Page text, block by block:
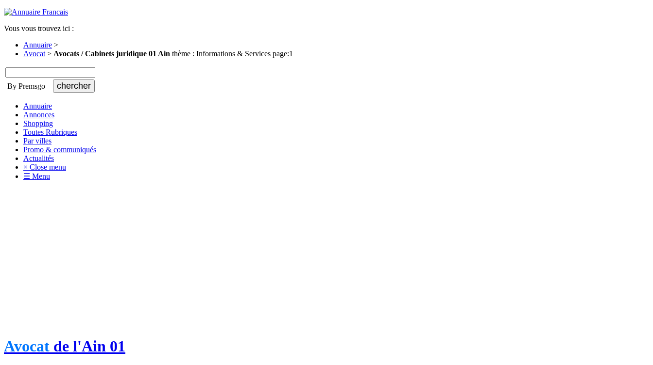
Vous vous trouvez ici :
Annuaire >
Avocat > Avocats / Cabinets juridique 01 Ain thème : Informations & Services page:1
By Premsgo
Annuaire
Annonces
Shopping
Toutes Rubriques
Par villes
Promo & communiqués
Actualités
× Close menu
☰ Menu
Avocat de l'Ain 01